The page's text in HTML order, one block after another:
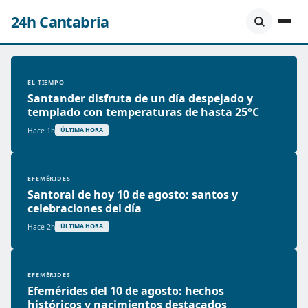
24h Cantabria
EL TIEMPO
Santander disfruta de un día despejado y
templado con temperaturas de hasta 25°C
Hace 1h ÚLTIMA HORA
EFEMÉRIDES
Santoral de hoy 10 de agosto: santos y
celebraciones del día
Hace 2h ÚLTIMA HORA
EFEMÉRIDES
Efemérides del 10 de agosto: hechos
históricos y nacimientos destacados